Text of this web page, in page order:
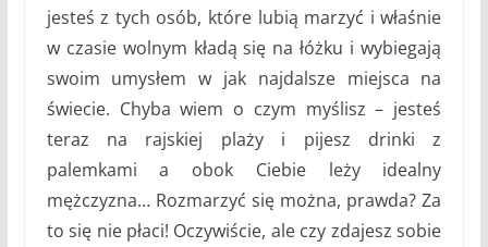
jesteś z tych osób, które lubią marzyć i właśnie
w czasie wolnym kładą się na łóżku i wybiegają
swoim umysłem w jak najdalsze miejsca na
świecie. Chyba wiem o czym myślisz – jesteś
teraz na rajskiej plaży i pijesz drinki z
palemkami a obok Ciebie leży idealny
mężczyzna… Rozmarzyć się można, prawda? Za
to się nie płaci! Oczywiście, ale czy zdajesz sobie